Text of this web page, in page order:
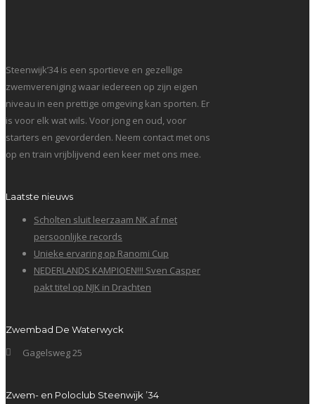
Steenwijk’34 is een sportieve en gezellige
zwemvereniging waar iedereen op zijn eigen
niveau in een prettige omgeving kan sporten. Er
is voor elk wat wils. Voor jong en oud, voor
starters en gevorderden. Neem contact met ons
op en train vrijblijvend een keer met ons mee.
Laatste nieuws
Scholten sluit leerzaam NK af met
persoonlijke records
Unieke ervaring op Ranomi Cup
NEDERLANDS KAMPIOEN!!! Sven Casper
pakt titel op NJK in Drachten
Zwembad De Waterwyck
Gagelsweg 25
Zwem- en Poloclub Steenwijk ’34